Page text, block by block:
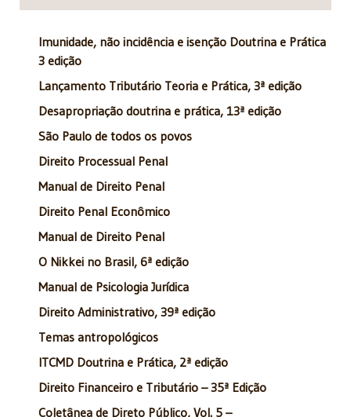
Imunidade, não incidência e isenção Doutrina e Prática
3 edição
Lançamento Tributário Teoria e Prática, 3ª edição
Desapropriação doutrina e prática, 13ª edição
São Paulo de todos os povos
Direito Processual Penal
Manual de Direito Penal
Direito Penal Econômico
Manual de Direito Penal
O Nikkei no Brasil, 6ª edição
Manual de Psicologia Jurídica
Direito Administrativo, 39ª edição
Temas antropológicos
ITCMD Doutrina e Prática, 2ª edição
Direito Financeiro e Tributário – 35ª Edição
Coletânea de Direto Público, Vol. 5 –